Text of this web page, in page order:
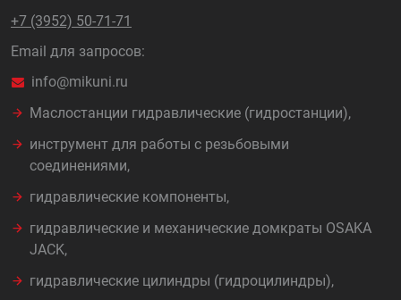
+7 (3952) 50-71-71
Email для запросов:
info@mikuni.ru
Маслостанции гидравлические (гидростанции),
инструмент для работы с резьбовыми
соединениями,
гидравлические компоненты,
гидравлические и механические домкраты OSAKA
JACK,
гидравлические цилиндры (гидроцилиндры),